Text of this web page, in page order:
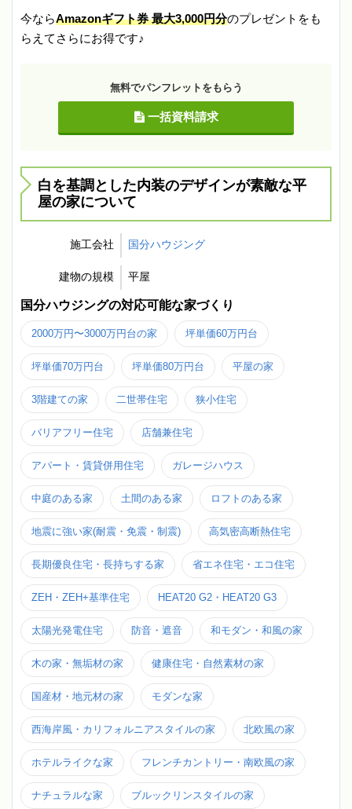
今ならAmazonギフト券 最大3,000円分のプレゼントをも
らえてさらにお得です♪
無料でパンフレットをもらう
一括資料請求
白を基調とした内装のデザインが素敵な平
屋の家について
施工会社 国分ハウジング
建物の規模 平屋
国分ハウジングの対応可能な家づくり
2000万円〜3000万円台の家 坪単価60万円台
坪単価70万円台 坪単価80万円台 平屋の家
3階建ての家 二世帯住宅 狭小住宅
バリアフリー住宅 店舗兼住宅
アパート・賃貸併用住宅 ガレージハウス
中庭のある家 土間のある家 ロフトのある家
地震に強い家(耐震・免震・制震) 高気密高断熱住宅
長期優良住宅・長持ちする家 省エネ住宅・エコ住宅
ZEH・ZEH+基準住宅 HEAT20 G2・HEAT20 G3
太陽光発電住宅 防音・遮音 和モダン・和風の家
木の家・無垢材の家 健康住宅・自然素材の家
国産材・地元材の家 モダンな家
西海岸風・カリフォルニアスタイルの家 北欧風の家
ホテルライクな家 フレンチカントリー・南欧風の家
ナチュラルな家 ブルックリンスタイルの家